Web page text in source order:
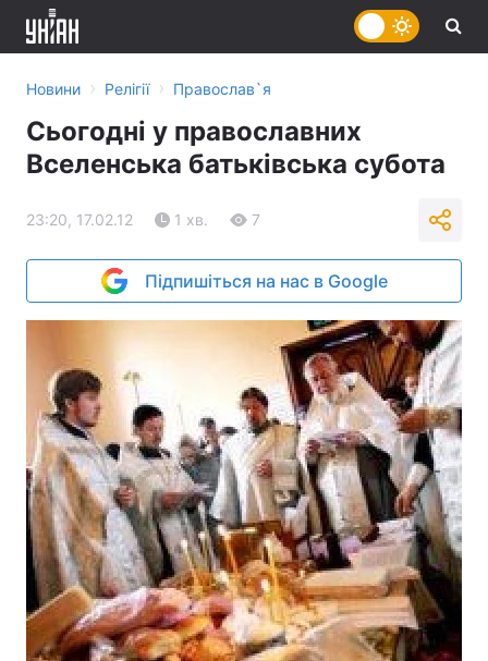
Новини › Релігії › Православ`я
Сьогодні у православних
Вселенська батьківська субота
23:20, 17.02.12 1 хв. 7
Підпишіться на нас в Google